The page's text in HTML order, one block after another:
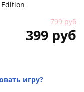
Edition
799 руб
399 руб
игру?